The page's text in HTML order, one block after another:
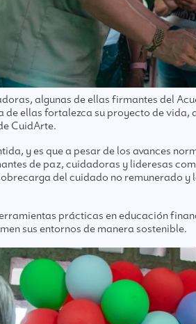
algunas de ellas firmantes del
ellas fortalezca su proyecto de vida,
CuidArte.
y es que a pesar de los avances
de paz, cuidadoras y lideresas
del cuidado no remunerado
prácticas en educación
sus entornos de manera sostenible.